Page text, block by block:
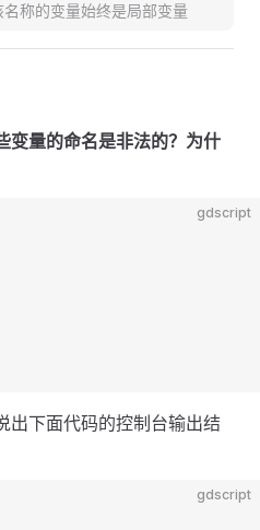
称的变量始终是局部变量
变量的命名是非法的？为什
gdscript
出下面代码的控制台输出结
gdscript